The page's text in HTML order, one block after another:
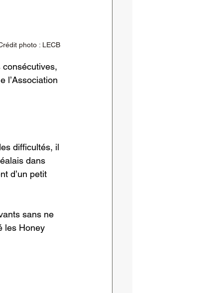
photo : LECB
consécutives,
l’Association
difficultés, il
dans
d’un petit
sans ne
les Honey